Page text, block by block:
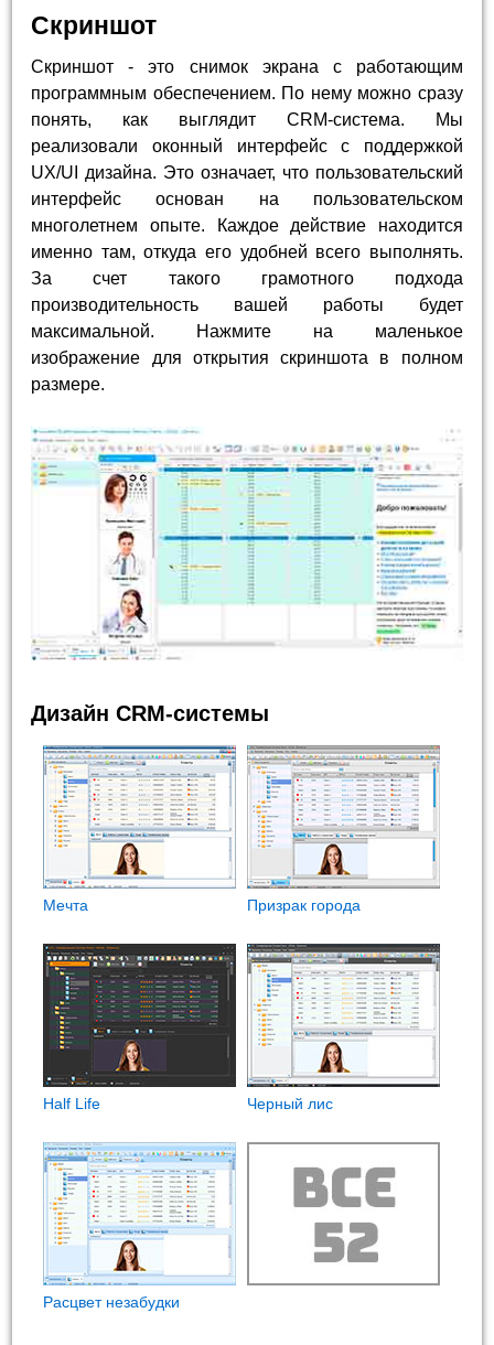
Скриншот
Скриншот - это снимок экрана с работающим
программным обеспечением. По нему можно сразу
понять, как выглядит CRM-система. Мы
реализовали оконный интерфейс с поддержкой
UX/UI дизайна. Это означает, что пользовательский
интерфейс основан на пользовательском
многолетнем опыте. Каждое действие находится
именно там, откуда его удобней всего выполнять.
За счет такого грамотного подхода
производительность вашей работы будет
максимальной. Нажмите на маленькое
изображение для открытия скриншота в полном
размере.
Дизайн CRM-системы
Мечта Призрак города
Half Life Черный лис
Расцвет незабудки